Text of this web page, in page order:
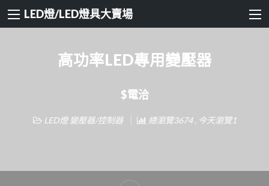
LED燈/LED燈具大賣場
高功率LED專用變壓器
$電洽
LED燈 變壓器/控制器 總瀏覽3674 , 今天瀏覽1